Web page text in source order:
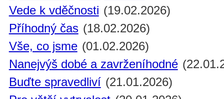
Vede k vděčnosti (19.02.2026)
Příhodný čas (18.02.2026)
Vše, co jsme (01.02.2026)
Nanejvýš dobé a zavrženíhodné
Buďte spravedliví (21.01.2026)